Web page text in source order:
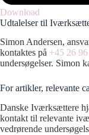
Download
Udtalelser til
Simon Andersen,
kontaktes på +45 26
undersøgelser. Simon
For artikler, relevante
Danske Iværksættere
kontakt til relevante
vedrørende